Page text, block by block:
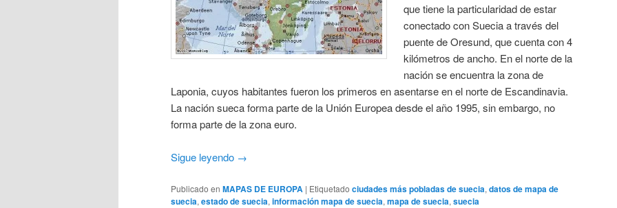
que tiene la particularidad de estar
conectado con Suecia a través del
puente de Oresund, que cuenta con 4
kilómetros de ancho. En el norte de la
nación se encuentra la zona de
Laponia, cuyos habitantes fueron los primeros en asentarse en el norte de Escandinavia.
La nación sueca forma parte de la Unión Europea desde el año 1995, sin embargo, no
forma parte de la zona euro.
Sigue leyendo →
Publicado en MAPAS DE EUROPA | Etiquetado ciudades más pobladas de suecia, datos de mapa de
suecia, estado de suecia, información mapa de suecia, mapa de suecia, suecia